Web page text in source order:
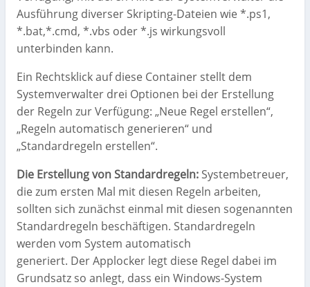
Ausführung diverser Skripting-Dateien wie *.ps1,
*.bat,*.cmd, *.vbs oder *.js wirkungsvoll
unterbinden kann.
Ein Rechtsklick auf diese Container stellt dem
Systemverwalter drei Optionen bei der Erstellung
der Regeln zur Verfügung: „Neue Regel erstellen“,
„Regeln automatisch generieren“ und
„Standardregeln erstellen“.
Die Erstellung von Standardregeln: Systembetreuer,
die zum ersten Mal mit diesen Regeln arbeiten,
sollten sich zunächst einmal mit diesen sogenannten
Standardregeln beschäftigen. Standardregeln
werden vom System automatisch
generiert. Der Applocker legt diese Regel dabei im
Grundsatz so anlegt, dass ein Windows-System